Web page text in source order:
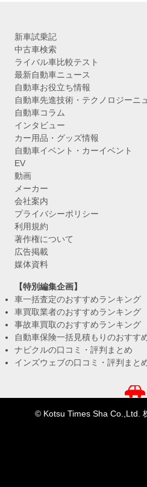
新車試乗記
中古車検索
ライバル車比較テスト
最新自動車ニュース
自動車お役立ち情報
自動車先進技術・テクノロジーニ
自動車コラム
インタビュー
カー用品・グッズ情報
自動車イベント・カーイベント
EV
動画
メーカー
会社案内
プライバシーポリシー
利用規約
著作権について
広告掲載
媒体資料
【特別編集企画】
車一括査定のおすすめランキング
車買取業者のおすすめランキング
事故車買取のおすすめランキング
自動車保険一括見積もりのおすす
ナビクルの口コミ・評判まとめ
インズウェブの口コミ・評判まと
© Kotsu Times Sha Co.,Ltd.